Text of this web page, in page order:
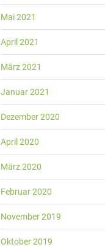
Mai 2021
April 2021
März 2021
Januar 2021
Dezember 2020
April 2020
März 2020
Februar 2020
November 2019
Oktober 2019